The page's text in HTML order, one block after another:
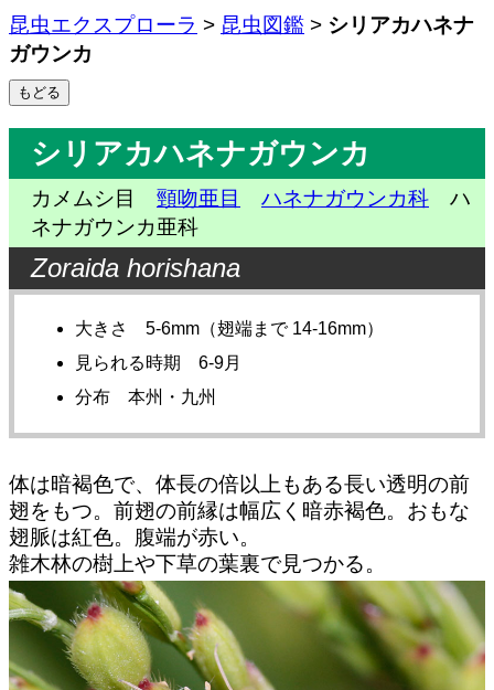
昆虫エクスプローラ > 昆虫図鑑 > シリアカハネナ
ガウンカ
シリアカハネナガウンカ
カメムシ目 頸吻亜目 ハネナガウンカ科 ハ
ネナガウンカ亜科
Zoraida horishana
大きさ 5-6mm（翅端まで 14-16mm）
見られる時期 6-9月
分布 本州・九州
体は暗褐色で、体長の倍以上もある長い透明の前
翅をもつ。前翅の前縁は幅広く暗赤褐色。おもな
翅脈は紅色。腹端が赤い。
雑木林の樹上や下草の葉裏で見つかる。